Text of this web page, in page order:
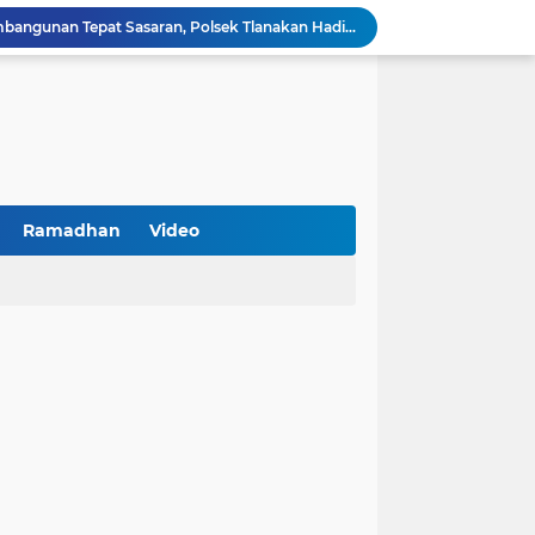
Kawal Perencanaan Pembangunan Tepat Sasaran, Polsek Tlanakan Hadiri Musrenbangdes Desa Bandaran
BPS Sampang: UMKM dan Usaha Besar Wajib Terdata di Sensus Ekonomi 2026, Kunci Kebijakan Tepat Sasaran
Baru Industri Jasa Keuangan
Ramadhan Video